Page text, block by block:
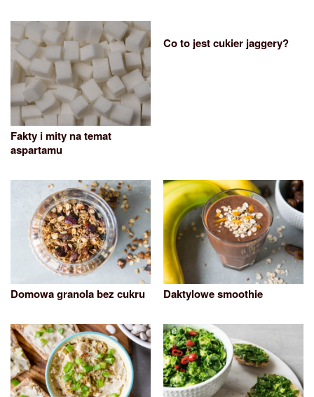
Fakty i mity na temat
aspartamu
Co to jest cukier jaggery?
Domowa granola bez cukru Daktylowe smoothie